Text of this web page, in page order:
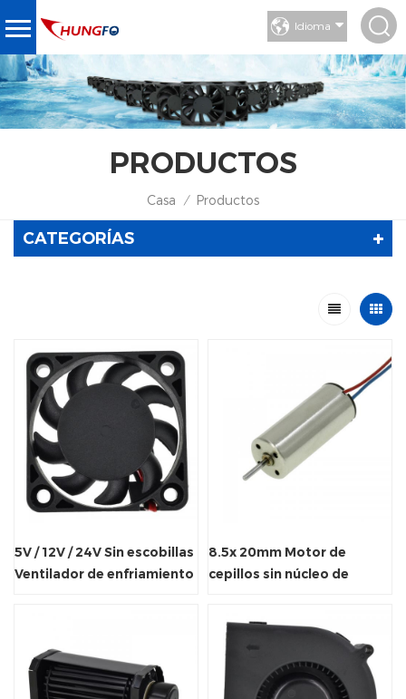
Idioma
PRODUCTOS
Casa / Productos
CATEGORÍAS
5V / 12V / 24V Sin escobillas
Ventilador de enfriamiento
8.5x 20mm Motor de
cepillos sin núcleo de
drones